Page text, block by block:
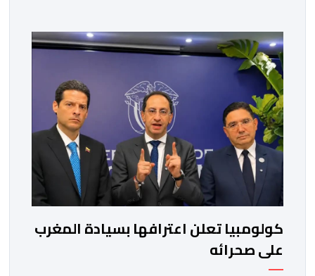
كولومبيا تعلن اعترافها بسيادة المغرب
على صحرائه